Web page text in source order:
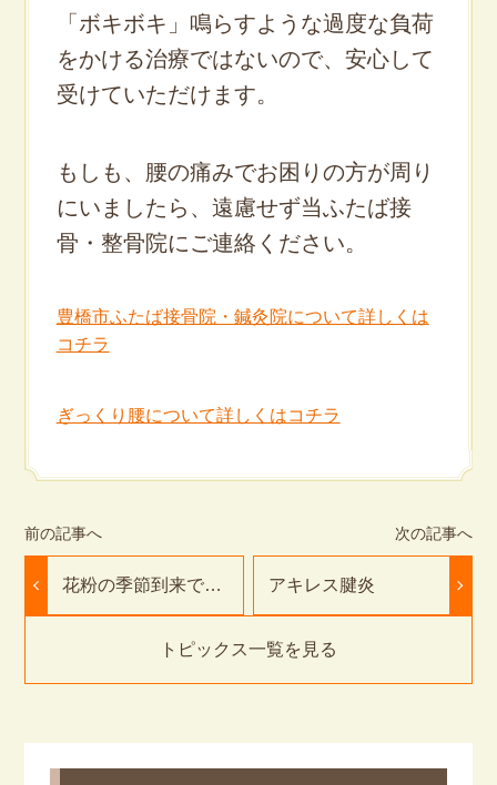
「ボキボキ」鳴らすような過度な負荷
をかける治療ではないので、安心して
受けていただけます。
もしも、腰の痛みでお困りの方が周り
にいましたら、遠慮せず当ふたば接
骨・整骨院にご連絡ください。
豊橋市ふたば接骨院・鍼灸院について詳しくは
コチラ
ぎっくり腰について詳しくはコチラ
花粉の季節到来で花
アキレス腱炎
トピックス一覧を見る